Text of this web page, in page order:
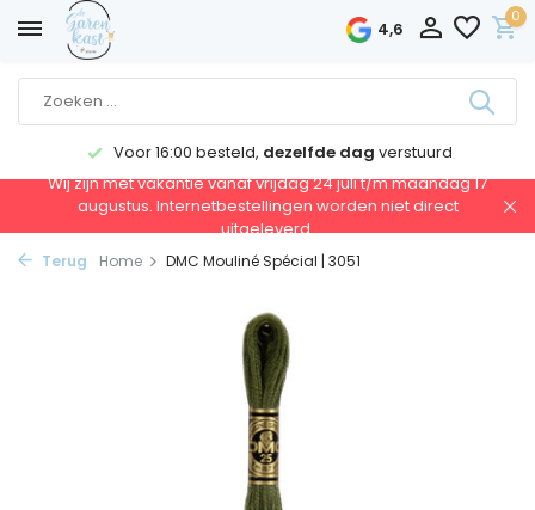
4,6
0
Voor 16:00 besteld, dezelfde dag verstuurd
Wij zijn met vakantie vanaf vrijdag 24 juli t/m maandag 17
augustus. Internetbestellingen worden niet direct
uitgeleverd.
Terug Home DMC Mouliné Spécial | 3051